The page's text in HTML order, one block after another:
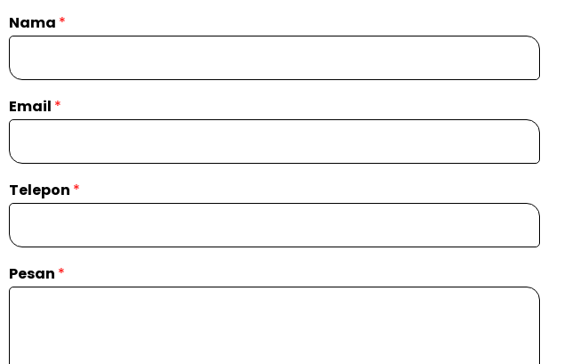
Nama *
Email *
Telepon *
Pesan *